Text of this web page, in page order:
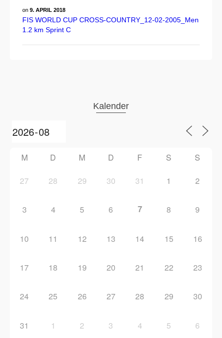
on 9. APRIL 2018
FIS WORLD CUP CROSS-COUNTRY_12-02-2005_Men
1.2 km Sprint C
Kalender
M D M D F S S
27 28 29 30 31 1 2
3 4 5 6 7 8 9
10 11 12 13 14 15 16
17 18 19 20 21 22 23
24 25 26 27 28 29 30
31 1 2 3 4 5 6